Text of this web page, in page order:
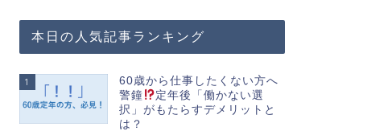
本日の人気記事ランキング
1
60歳から仕事したくない方へ
警鐘
定年後「働かない選
択」がもたらすデメリットと
は？